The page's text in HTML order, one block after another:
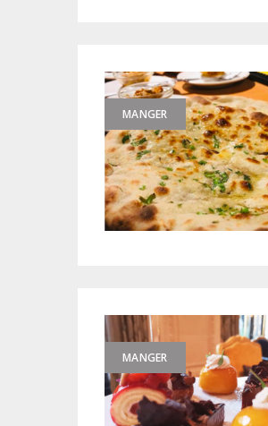
MANGER
MANGER